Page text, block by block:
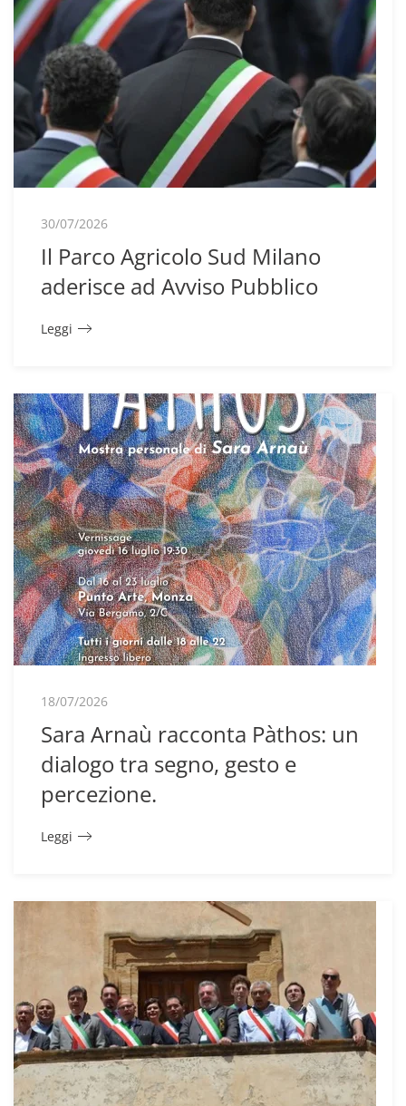
30/07/2026
Il Parco Agricolo Sud Milano
aderisce ad Avviso Pubblico
Leggi
18/07/2026
Sara Arnaù racconta Pàthos: un
dialogo tra segno, gesto e
percezione.
Leggi